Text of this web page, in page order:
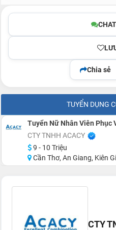
Chia sẻ
TUYỂN DỤNG
CTY TNHH ACACY
9 - 10 Triệu
Cần Thơ, An Giang, Kiên Giang, Tiền Giang, Cà Mau, Long An
CTY